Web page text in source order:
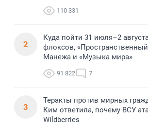
110 331
2
Куда пойти 31 июля–2
флоксов, «Пространственный
Манежа и «Музыка мира»
91 822 7
3
Теракты против мирных
Ким ответила, почему ВСУ
Wildberries